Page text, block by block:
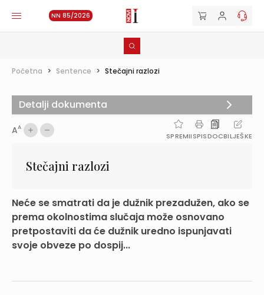
NN 85/2026
Početna > Sentence > Stečajni razlozi
AA
SPREMIISPISDOCBILJEŠKE
Stečajni razlozi
Neće se smatrati da je dužnik prezadužen, ako se
prema okolnostima slučaja može osnovano
pretpostaviti da će dužnik uredno ispunjavati
svoje obveze po dospij...
Detalji dokumenta